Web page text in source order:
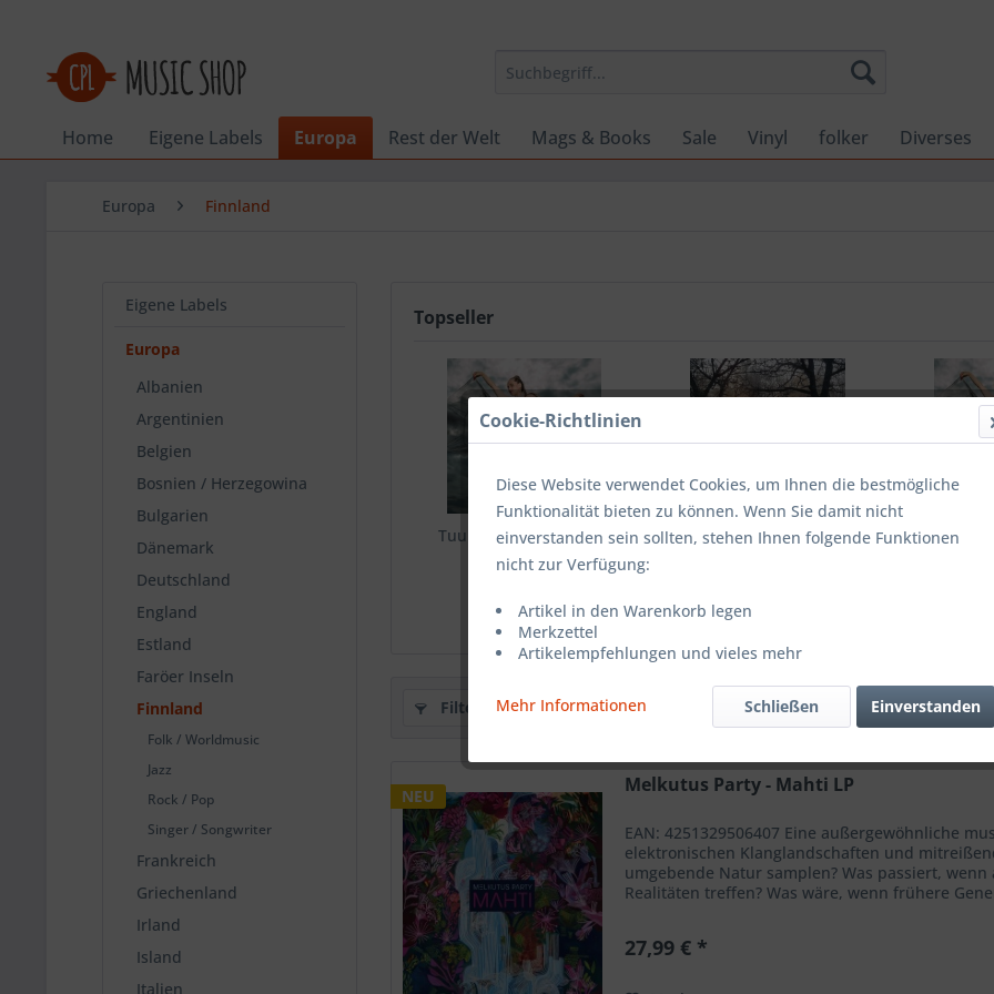
Home Eigene Labels Europa Rest der Welt Mags & Books Sale Vinyl folker Diverses
Europa Finnland
Eigene Labels
Europa
Albanien
Argentinien
Belgien
Bosnien / Herzegowina
Bulgarien
Dänemark
Deutschland
England
Estland
Faröer Inseln
Finnland
Folk / Worldmusic
Jazz
Rock / Pop
Singer / Songwriter
Frankreich
Griechenland
Irland
Island
Italien
Topseller
Tuuletar - Maammo CD
16,99 € *
Barbora Xu - The Garden of
16,99 € *
Tuuletar
Filtern
NEU Melkutus Party - Mahti LP
EAN: 4251329506407 Eine außergewöhnliche
elektronischen Klanglandschaften und
umgebende Natur samplen? Was passiert,
Realitäten treffen? Was wäre, wenn frühere
27,99 € *
Cookie-Richtlinien
Diese Website verwendet Cookies, um Ihnen die bestmögliche
Funktionalität bieten zu können. Wenn Sie damit nicht
einverstanden sein sollten, stehen Ihnen folgende Funktionen
nicht zur Verfügung:
Artikel in den Warenkorb legen
Merkzettel
Artikelempfehlungen und vieles mehr
Mehr Informationen Einverstanden
Schließen